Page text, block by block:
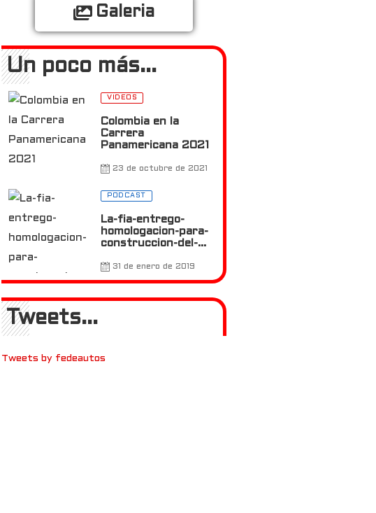
Galeria
Un poco más...
VIDEOS
Colombia en la
Carrera
Panamericana 2021
23 de octubre de 2021
PODCAST
La-fia-entrego-
homologacion-para-
construccion-del-
antioquia
31 de enero de 2019
Tweets...
Tweets by fedeautos